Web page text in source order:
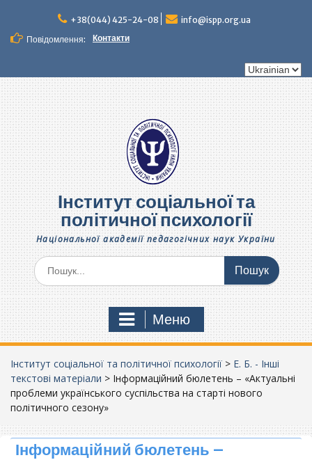
вмісту
+38(044) 425-24-08
info@ispp.org.ua
Повідомлення:
Контакти
Вибрати
Інститут соціальної та
політичної психології
Національної академії педагогічних наук України
Шукати:
Меню
Інститут соціальної та політичної психології > Е. Б. - Інші
текстові матеріали > Інформаційний бюлетень – «Актуальні
проблеми українського суспільства на старті нового
політичного сезону»
Інформаційний бюлетень –